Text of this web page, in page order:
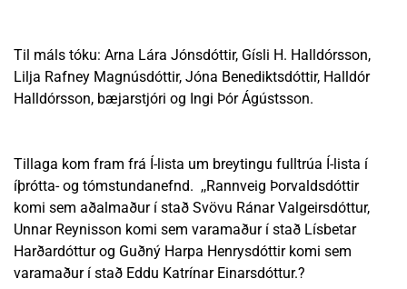
Til máls tóku: Arna Lára Jónsdóttir, Gísli H. Halldórsson,
Lilja Rafney Magnúsdóttir, Jóna Benediktsdóttir, Halldór
Halldórsson, bæjarstjóri og Ingi Þór Ágústsson.
Tillaga kom fram frá Í-lista um breytingu fulltrúa Í-lista í
íþrótta- og tómstundanefnd. ,,Rannveig Þorvaldsdóttir
komi sem aðalmaður í stað Svövu Ránar Valgeirsdóttur,
Unnar Reynisson komi sem varamaður í stað Lísbetar
Harðardóttur og Guðný Harpa Henrysdóttir komi sem
varamaður í stað Eddu Katrínar Einarsdóttur.?